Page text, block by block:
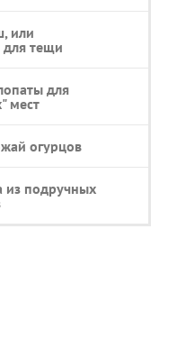
или
для тещи
для
мест
огурцов
из подручных